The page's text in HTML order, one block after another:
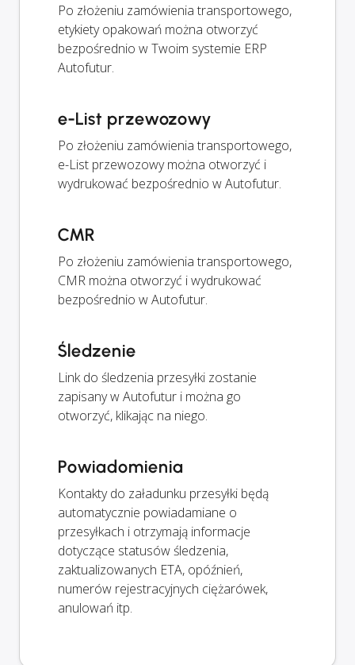
Po złożeniu zamówienia transportowego,
etykiety opakowań można otworzyć
bezpośrednio w Twoim systemie ERP
Autofutur.
e-List przewozowy
Po złożeniu zamówienia transportowego,
e-List przewozowy można otworzyć i
wydrukować bezpośrednio w Autofutur.
CMR
Po złożeniu zamówienia transportowego,
CMR można otworzyć i wydrukować
bezpośrednio w Autofutur.
Śledzenie
Link do śledzenia przesyłki zostanie
zapisany w Autofutur i można go
otworzyć, klikając na niego.
Powiadomienia
Kontakty do załadunku przesyłki będą
automatycznie powiadamiane o
przesyłkach i otrzymają informacje
dotyczące statusów śledzenia,
zaktualizowanych ETA, opóźnień,
numerów rejestracyjnych ciężarówek,
anulowań itp.